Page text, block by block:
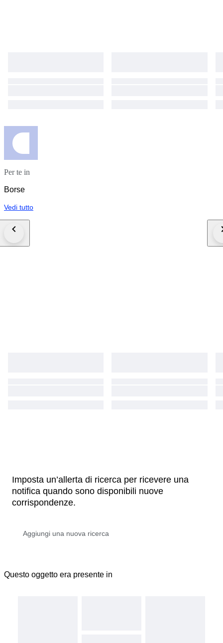
Per te in
Borse
Vedi tutto
Imposta un’allerta di ricerca per ricevere una
notifica quando sono disponibili nuove
corrispondenze.
Questo oggetto era presente in